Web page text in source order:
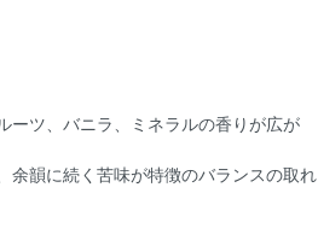
ーツ、バニラ、ミネラルの香りが広が
余韻に続く苦味が特徴のバランスの取れ